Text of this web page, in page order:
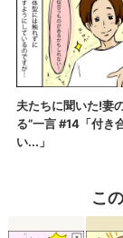
こ